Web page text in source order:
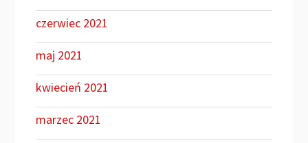
czerwiec 2021
maj 2021
kwiecień 2021
marzec 2021